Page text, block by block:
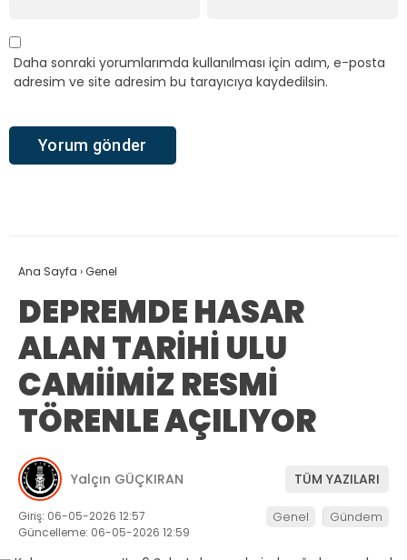
Daha sonraki yorumlarımda kullanılması için adım, e-posta
adresim ve site adresim bu tarayıcıya kaydedilsin.
Ana Sayfa ›Genel
DEPREMDE HASAR
ALAN TARİHİ ULU
CAMİİMİZ RESMİ
TÖRENLE AÇILIYOR
Yalçın GÜÇKIRAN TÜM YAZILARI
Giriş: 06-05-2026 12:57
Güncelleme: 06-05-2026 12:59
Genel Gündem